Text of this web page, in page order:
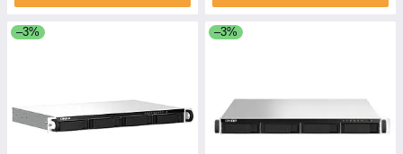
–3% –3%